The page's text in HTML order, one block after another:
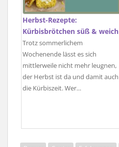
Herbst-Rezepte:
Kürbisbrötchen süß & weich
Trotz sommerlichem
Wochenende lässt es sich
mittlerweile nicht mehr leugnen,
der Herbst ist da und damit auch
die Kürbiszeit. Wer…